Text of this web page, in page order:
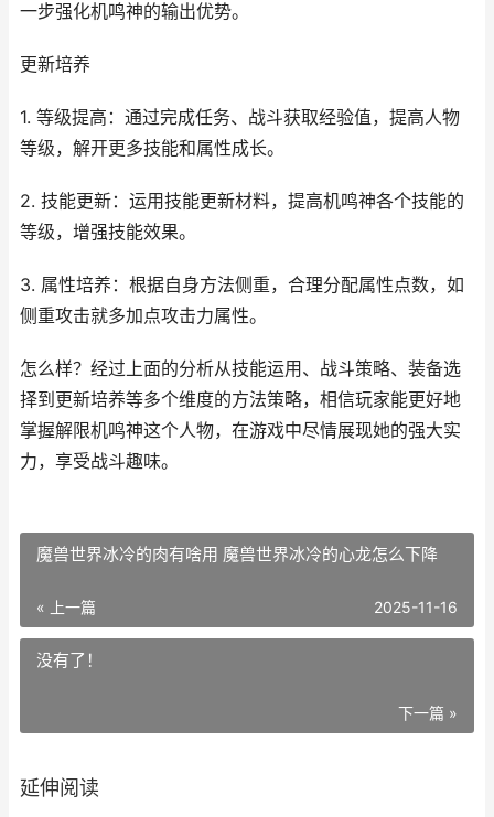
一步强化机鸣神的输出优势。
更新培养
1. 等级提高：通过完成任务、战斗获取经验值，提高人物
等级，解开更多技能和属性成长。
2. 技能更新：运用技能更新材料，提高机鸣神各个技能的
等级，增强技能效果。
3. 属性培养：根据自身方法侧重，合理分配属性点数，如
侧重攻击就多加点攻击力属性。
怎么样？经过上面的分析从技能运用、战斗策略、装备选
择到更新培养等多个维度的方法策略，相信玩家能更好地
掌握解限机鸣神这个人物，在游戏中尽情展现她的强大实
力，享受战斗趣味。
魔兽世界冰冷的肉有啥用 魔兽世界冰冷的心龙怎么下降
« 上一篇 2025-11-16
没有了！
下一篇 »
延伸阅读